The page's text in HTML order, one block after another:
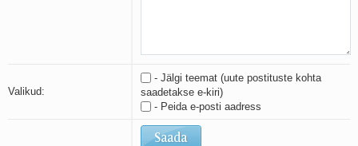
Valikud:
- Jälgi teemat (uute postituste kohta
saadetakse e-kiri)
- Peida e-posti aadress